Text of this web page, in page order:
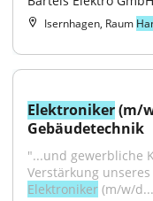
Isernhagen, Raum
Elektroniker (m/
Gebäudetechnik
"...und gewerbliche
Elektroniker (m/w/